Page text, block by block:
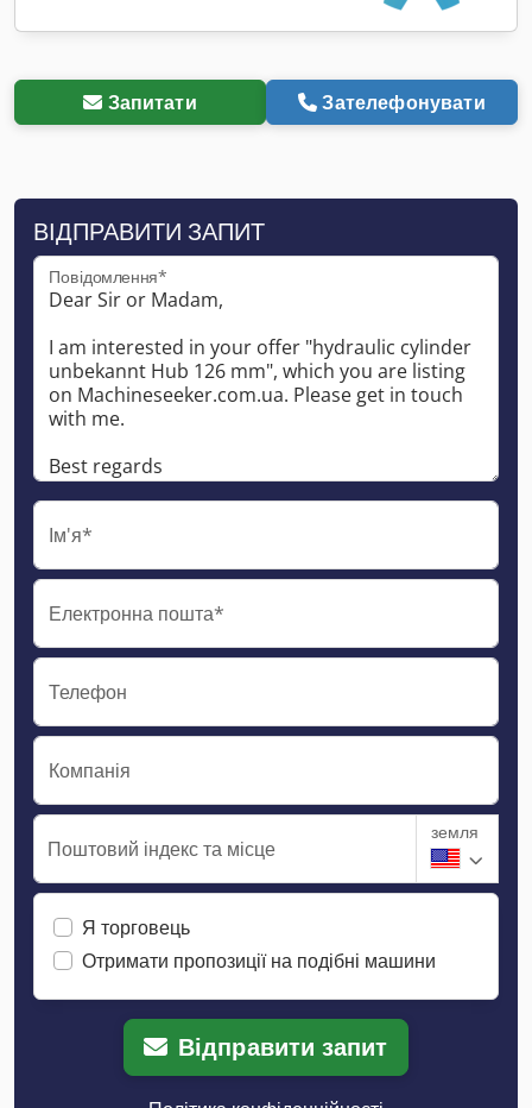
Запитати Зателефонувати
ВІДПРАВИТИ ЗАПИТ
Повідомлення*
Ім'я*
Електронна пошта*
Телефон
Компанія
Поштовий індекс та місце
земля
Я торговець
Отримати пропозиції на подібні машини
Відправити запит